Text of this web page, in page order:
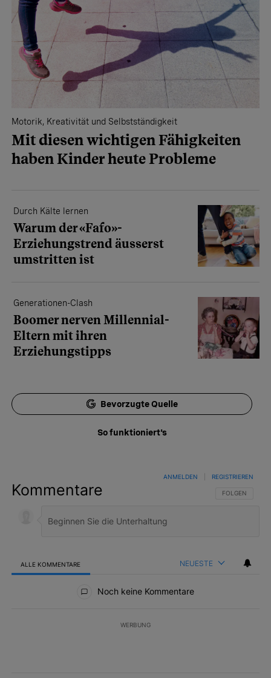
Motorik, Kreativität und Selbstständigkeit
Mit diesen wichtigen Fähigkeiten
haben Kinder heute Probleme
Durch Kälte lernen
Warum der «Fafo»-
Erziehungstrend äusserst
umstritten ist
Generationen-Clash
Boomer nerven Millennial-
Eltern mit ihren
Erziehungstipps
Bevorzugte Quelle
So funktioniert's
Kommentare FOLGE DIESER
FOLGEN
ANMELDEN REGISTRIEREN
ALLE KOMMENTARE NEUESTE
Noch keine Kommentare
WERBUNG